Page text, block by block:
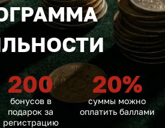
200
бонусов в
подарок за
регистрацию
20%
суммы можно
оплатить баллами